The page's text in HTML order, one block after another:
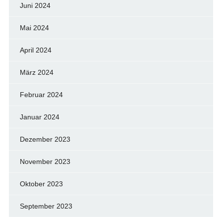
Juni 2024
Mai 2024
April 2024
März 2024
Februar 2024
Januar 2024
Dezember 2023
November 2023
Oktober 2023
September 2023